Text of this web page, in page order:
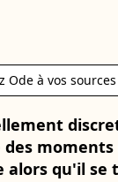
Ode à vos
alors qu'il se